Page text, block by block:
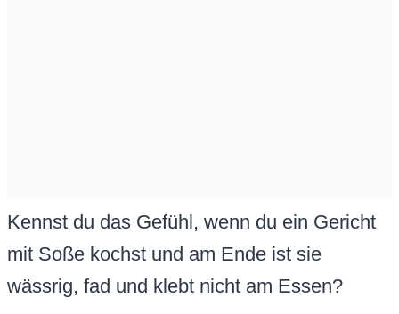
Kennst du das Gefühl, wenn du ein Gericht
mit Soße kochst und am Ende ist sie
wässrig, fad und klebt nicht am Essen?